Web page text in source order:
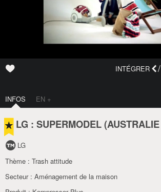
INTÉGRER /
INFOS EN +
LG : SUPERMODEL (AUSTRALIE
LG
Thème : Trash attitude
Secteur : Aménagement de la maison